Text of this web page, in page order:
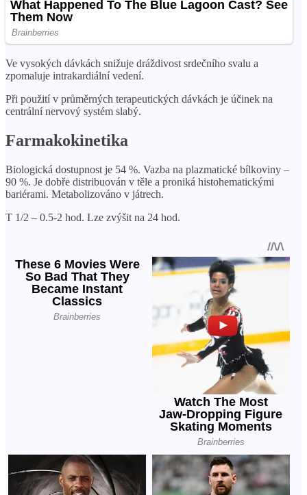
Ve vysokých dávkách snižuje dráždivost srdečního svalu a
zpomaluje intrakardiální vedení.
Při použití v průměrných terapeutických dávkách je účinek na
centrální nervový systém slabý.
Farmakokinetika
Biologická dostupnost je 54 %. Vazba na plazmatické bílkoviny –
90 %. Je dobře distribuován v těle a proniká histohematickými
bariérami. Metabolizováno v játrech.
T 1/2 – 0.5-2 hod. Lze zvýšit na 24 hod.